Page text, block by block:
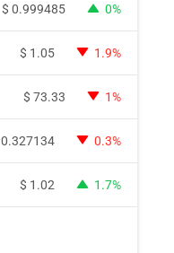
$ 0.999485 0%
$ 1.05 1.9%
$ 73.33 1%
0.327134 0.3%
$ 1.02 1.7%